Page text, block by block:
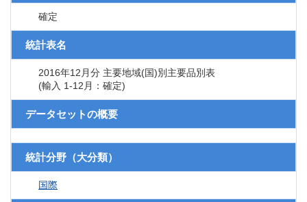
確定
統計表名
2016年12月分 主要地域(国)別主要品別表
(輸入 1-12月：確定)
データセットの概要
統計分野（大分類）
国際